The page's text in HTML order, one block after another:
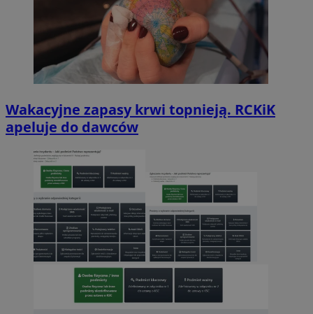
Wakacyjne zapasy krwi topnieją. RCKiK
apeluje do dawców